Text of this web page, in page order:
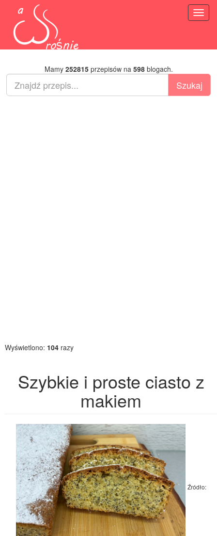
Mamy 252815przepisów na 598blogach.
Wyświetlono: 104 razy
Szybkie i proste ciasto z
makiem
Źródło: